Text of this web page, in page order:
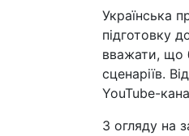
Українська
підготовку
вважати, що
сценаріїв.
YouTube-
З огляду на